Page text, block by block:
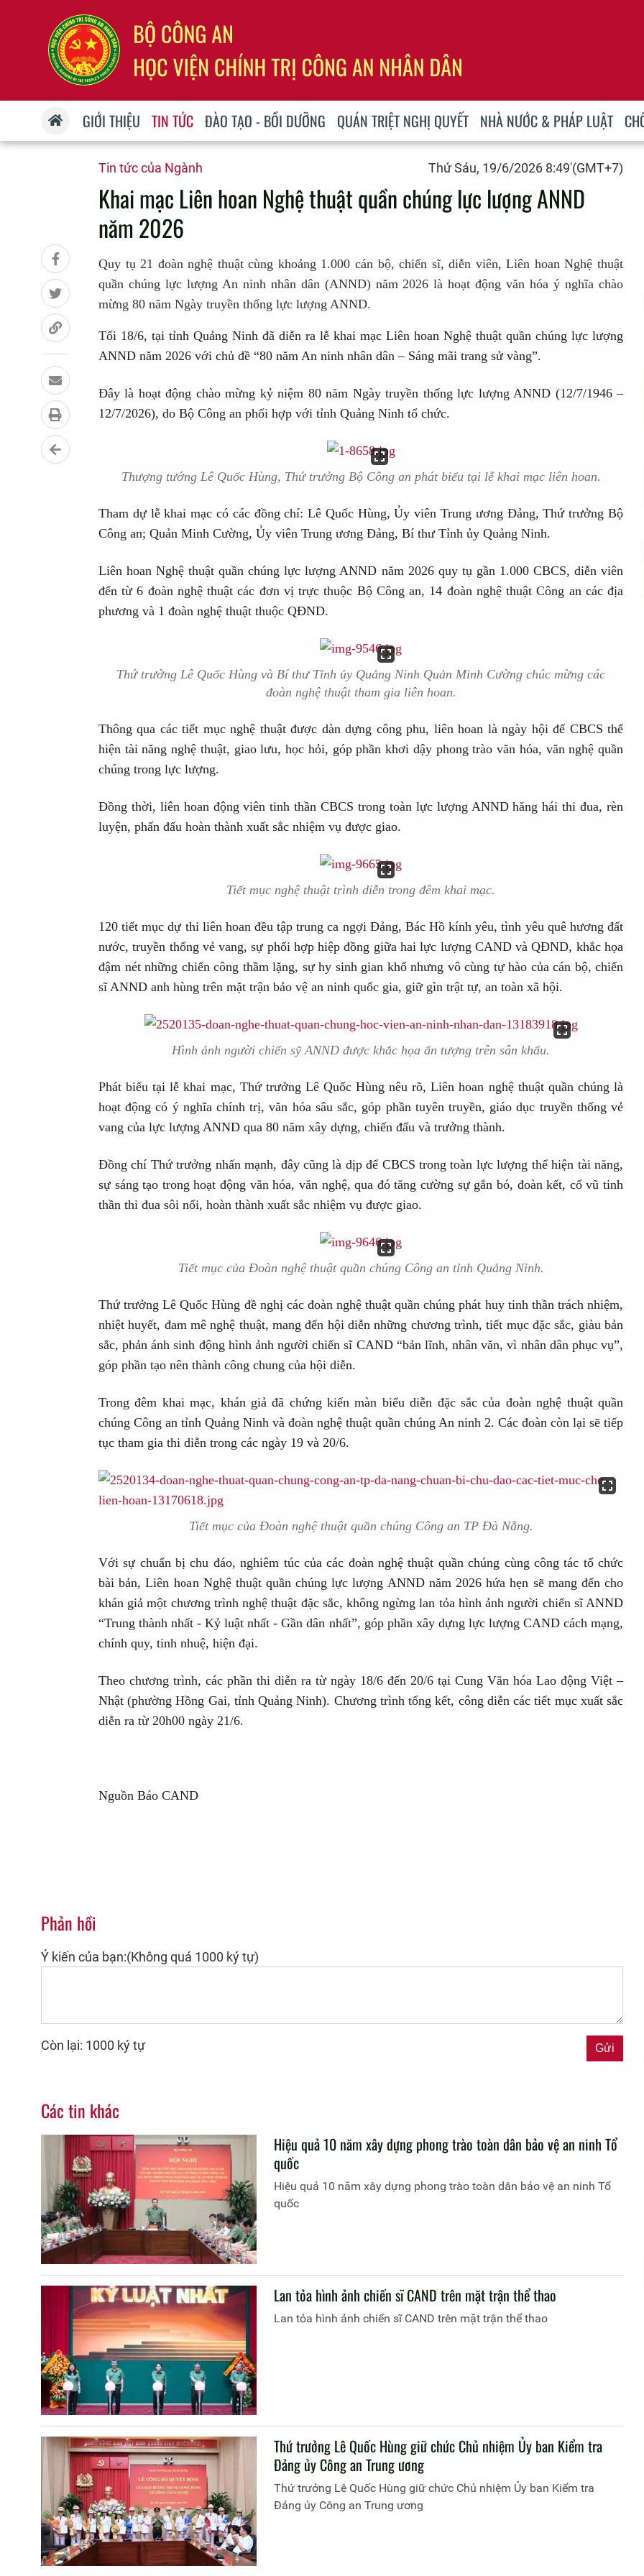
GIỚI THIỆU TIN TỨC ĐÀO TẠO - BỒI DƯỠNG QUÁN TRIỆT NGHỊ QUYẾT NHÀ NƯỚC & PHÁP LUẬT
Tin tức của Ngành Thứ Sáu, 19/6/2026 8:49'(GMT+7)
Khai mạc Liên hoan Nghệ thuật quần chúng lực lượng ANND
năm 2026
Quy tụ 21 đoàn nghệ thuật cùng khoảng 1.000 cán bộ, chiến sĩ, diễn viên, Liên hoan Nghệ thuật
quần chúng lực lượng An ninh nhân dân (ANND) năm 2026 là hoạt động văn hóa ý nghĩa chào
mừng 80 năm Ngày truyền thống lực lượng ANND.
Tối 18/6, tại tỉnh Quảng Ninh đã diễn ra lễ khai mạc Liên hoan Nghệ thuật quần chúng lực lượng
ANND năm 2026 với chủ đề “80 năm An ninh nhân dân – Sáng mãi trang sử vàng”.
Đây là hoạt động chào mừng kỷ niệm 80 năm Ngày truyền thống lực lượng ANND (12/7/1946 –
12/7/2026), do Bộ Công an phối hợp với tỉnh Quảng Ninh tổ chức.
Thượng tướng Lê Quốc Hùng, Thứ trưởng Bộ Công an phát biểu tại lễ khai mạc liên hoan.
Tham dự lễ khai mạc có các đồng chí: Lê Quốc Hùng, Ủy viên Trung ương Đảng, Thứ trưởng Bộ
Công an; Quản Minh Cường, Ủy viên Trung ương Đảng, Bí thư Tỉnh ủy Quảng Ninh.
Liên hoan Nghệ thuật quần chúng lực lượng ANND năm 2026 quy tụ gần 1.000 CBCS, diễn viên
đến từ 6 đoàn nghệ thuật các đơn vị trực thuộc Bộ Công an, 14 đoàn nghệ thuật Công an các địa
phương và 1 đoàn nghệ thuật thuộc QĐND.
Thứ trưởng Lê Quốc Hùng và Bí thư Tỉnh ủy Quảng Ninh Quản Minh Cường chúc mừng các
đoàn nghệ thuật tham gia liên hoan.
Thông qua các tiết mục nghệ thuật được dàn dựng công phu, liên hoan là ngày hội để CBCS thể
hiện tài năng nghệ thuật, giao lưu, học hỏi, góp phần khơi dậy phong trào văn hóa, văn nghệ quần
chúng trong lực lượng.
Đồng thời, liên hoan động viên tinh thần CBCS trong toàn lực lượng ANND hăng hái thi đua, rèn
luyện, phấn đấu hoàn thành xuất sắc nhiệm vụ được giao.
Tiết mục nghệ thuật trình diễn trong đêm khai mạc.
120 tiết mục dự thi liên hoan đều tập trung ca ngợi Đảng, Bác Hồ kính yêu, tình yêu quê hương đất
nước, truyền thống vẻ vang, sự phối hợp hiệp đồng giữa hai lực lượng CAND và QĐND, khắc họa
đậm nét những chiến công thầm lặng, sự hy sinh gian khổ nhưng vô cùng tự hào của cán bộ, chiến
sĩ ANND anh hùng trên mặt trận bảo vệ an ninh quốc gia, giữ gìn trật tự, an toàn xã hội.
Hình ảnh người chiến sỹ ANND được khắc họa ấn tượng trên sân khấu.
Phát biểu tại lễ khai mạc, Thứ trưởng Lê Quốc Hùng nêu rõ, Liên hoan nghệ thuật quần chúng là
hoạt động có ý nghĩa chính trị, văn hóa sâu sắc, góp phần tuyên truyền, giáo dục truyền thống vẻ
vang của lực lượng ANND qua 80 năm xây dựng, chiến đấu và trưởng thành.
Đồng chí Thứ trưởng nhấn mạnh, đây cũng là dịp để CBCS trong toàn lực lượng thể hiện tài năng,
sự sáng tạo trong hoạt động văn hóa, văn nghệ, qua đó tăng cường sự gắn bó, đoàn kết, cổ vũ tinh
thần thi đua sôi nổi, hoàn thành xuất sắc nhiệm vụ được giao.
Tiết mục của Đoàn nghệ thuật quần chúng Công an tỉnh Quảng Ninh.
Thứ trưởng Lê Quốc Hùng đề nghị các đoàn nghệ thuật quần chúng phát huy tinh thần trách nhiệm,
nhiệt huyết, đam mê nghệ thuật, mang đến hội diễn những chương trình, tiết mục đặc sắc, giàu bản
sắc, phản ánh sinh động hình ảnh người chiến sĩ CAND “bản lĩnh, nhân văn, vì nhân dân phục vụ”,
góp phần tạo nên thành công chung của hội diễn.
Trong đêm khai mạc, khán giả đã chứng kiến màn biểu diễn đặc sắc của đoàn nghệ thuật quần
chúng Công an tỉnh Quảng Ninh và đoàn nghệ thuật quần chúng An ninh 2. Các đoàn còn lại sẽ tiếp
tục tham gia thi diễn trong các ngày 19 và 20/6.
Tiết mục của Đoàn nghệ thuật quần chúng Công an TP Đà Nẵng.
Với sự chuẩn bị chu đáo, nghiêm túc của các đoàn nghệ thuật quần chúng cùng công tác tổ chức
bài bản, Liên hoan Nghệ thuật quần chúng lực lượng ANND năm 2026 hứa hẹn sẽ mang đến cho
khán giả một chương trình nghệ thuật đặc sắc, không ngừng lan tỏa hình ảnh người chiến sĩ ANND
“Trung thành nhất - Kỷ luật nhất - Gần dân nhất”, góp phần xây dựng lực lượng CAND cách mạng,
chính quy, tinh nhuệ, hiện đại.
Theo chương trình, các phần thi diễn ra từ ngày 18/6 đến 20/6 tại Cung Văn hóa Lao động Việt –
Nhật (phường Hồng Gai, tỉnh Quảng Ninh). Chương trình tổng kết, công diễn các tiết mục xuất sắc
diễn ra từ 20h00 ngày 21/6.
Nguồn Báo CAND
Phản hồi
Ý kiến của bạn:(Không quá 1000 ký tự)
Còn lại: 1000 ký tự
Các tin khác
Hiệu quả 10 năm xây dựng phong trào toàn dân bảo vệ an ninh Tổ
quốc
Hiệu quả 10 năm xây dựng phong trào toàn dân bảo vệ an ninh Tổ
quốc
Lan tỏa hình ảnh chiến sĩ CAND trên mặt trận thể thao
Lan tỏa hình ảnh chiến sĩ CAND trên mặt trận thể thao
Thứ trưởng Lê Quốc Hùng giữ chức Chủ nhiệm Ủy ban Kiểm tra
Đảng ủy Công an Trung ương
Thứ trưởng Lê Quốc Hùng giữ chức Chủ nhiệm Ủy ban Kiểm tra
Đảng ủy Công an Trung ương